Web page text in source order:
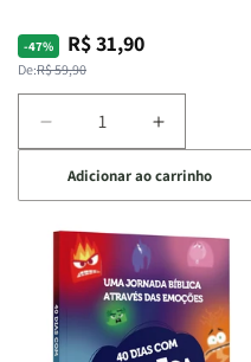
-47%
Preço
normal
De:R$ 59,90
Preço
promocional
R$ 31,90
Diminuir
a
quantidade
de
Devocional
Quarto
de
Guerra
Isabelle
Aumentar
a
quantidade
de
Devocional
Quarto
de
Guerra
|
Isabelle
Adicionar ao carrinho